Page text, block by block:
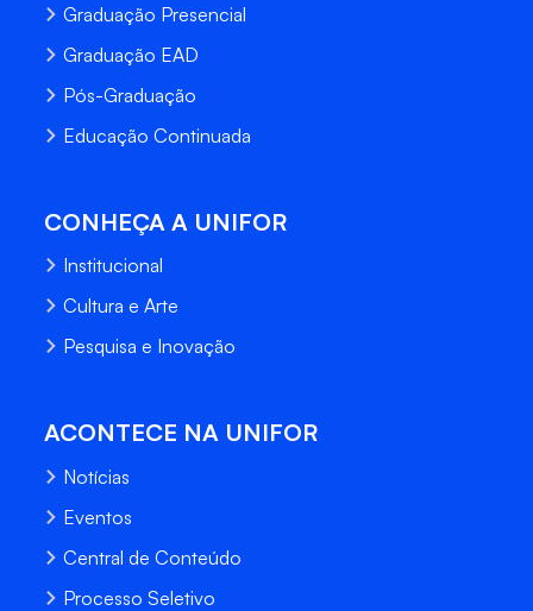
Graduação Presencial
Graduação EAD
Pós-Graduação
Educação Continuada
CONHEÇA A UNIFOR
Institucional
Cultura e Arte
Pesquisa e Inovação
ACONTECE NA UNIFOR
Notícias
Eventos
Central de Conteúdo
Processo Seletivo